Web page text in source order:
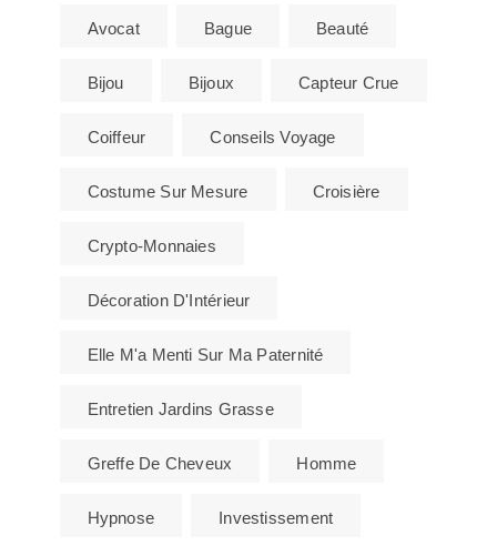
Avocat Bague Beauté
Bijou Bijoux Capteur Crue
Coiffeur Conseils Voyage
Costume Sur Mesure Croisière
Crypto-Monnaies
Décoration D'Intérieur
Elle M'a Menti Sur Ma Paternité
Entretien Jardins Grasse
Greffe De Cheveux Homme
Hypnose Investissement